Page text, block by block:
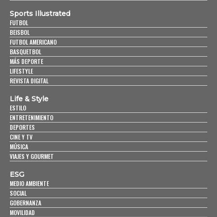
Sports Illustrated
FUTBOL
BEISBOL
FUTBOL AMERICANO
BASQUETBOL
MÁS DEPORTE
LIFESTYLE
REVISTA DIGITAL
Life & Style
ESTILO
ENTRETENIMIENTO
DEPORTES
CINE Y TV
MÚSICA
VIAJES Y GOURMET
ESG
MEDIO AMBIENTE
SOCIAL
GOBERNANZA
MOVILIDAD